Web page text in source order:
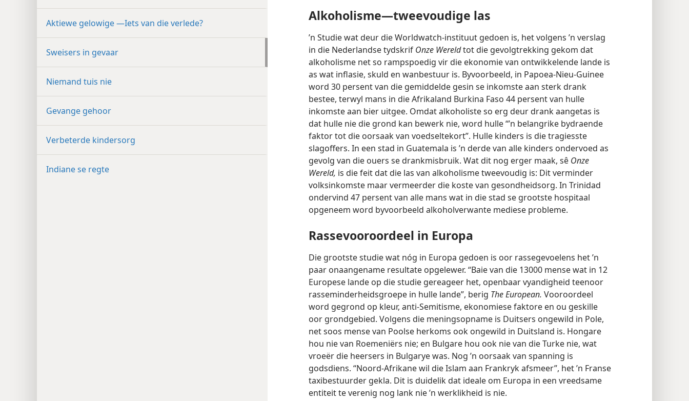
Aktiewe gelowige —Iets van die verlede?
Sweisers in gevaar
Niemand tuis nie
Gevange gehoor
Verbeterde kindersorg
Indiane se regte
Alkoholisme—tweevoudige las
’n Studie wat deur die Worldwatch-instituut gedoen is, het volgens ’n verslag
in die Nederlandse tydskrif Onze Wereldtot die gevolgtrekking gekom dat
alkoholisme net so rampspoedig vir die ekonomie van ontwikkelende lande is
as wat inflasie, skuld en wanbestuur is. Byvoorbeeld, in Papoea-Nieu-Guinee
word 30 persent van die gemiddelde gesin se inkomste aan sterk drank
bestee, terwyl mans in die Afrikaland Burkina Faso 44 persent van hulle
inkomste aan bier uitgee. Omdat alkoholiste so erg deur drank aangetas is
dat hulle nie die grond kan bewerk nie, word hulle “’n belangrike bydraende
faktor tot die oorsaak van voedseltekort”. Hulle kinders is die tragiesste
slagoffers. In een stad in Guatemala is ’n derde van alle kinders ondervoed as
gevolg van die ouers se drankmisbruik. Wat dit nog erger maak, sê Onze
Wereld, is die feit dat die las van alkoholisme tweevoudig is: Dit verminder
volksinkomste maar vermeerder die koste van gesondheidsorg. In Trinidad
ondervind 47 persent van alle mans wat in die stad se grootste hospitaal
opgeneem word byvoorbeeld alkoholverwante mediese probleme.
Rassevooroordeel in Europa
Die grootste studie wat nóg in Europa gedoen is oor rassegevoelens het ’n
paar onaangename resultate opgelewer. “Baie van die 13000 mense wat in 12
Europese lande op die studie gereageer het, openbaar vyandigheid teenoor
rasseminderheidsgroepe in hulle lande”, berig The European. Vooroordeel
word gegrond op kleur, anti-Semitisme, ekonomiese faktore en ou geskille
oor grondgebied. Volgens die meningsopname is Duitsers ongewild in Pole,
net soos mense van Poolse herkoms ook ongewild in Duitsland is. Hongare
hou nie van Roemeniërs nie; en Bulgare hou ook nie van die Turke nie, wat
vroeër die heersers in Bulgarye was. Nog ’n oorsaak van spanning is
godsdiens. “Noord-Afrikane wil die Islam aan Frankryk afsmeer”, het ’n Franse
taxibestuurder gekla. Dit is duidelik dat ideale om Europa in een vreedsame
entiteit te verenig nog lank nie ’n werklikheid is nie.